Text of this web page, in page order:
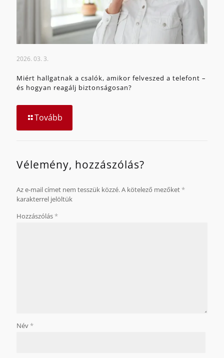
2026. 03. 3.
Miért hallgatnak a csalók, amikor felveszed a telefont –
és hogyan reagálj biztonságosan?
Tovább
Vélemény, hozzászólás?
Az e-mail címet nem tesszük közzé.A kötelező mezőket*
karakterrel jelöltük
Hozzászólás*
Név*